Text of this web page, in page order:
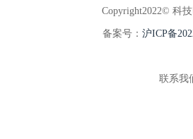
Copyright2022© 科
备案号： 沪ICP备
联系我